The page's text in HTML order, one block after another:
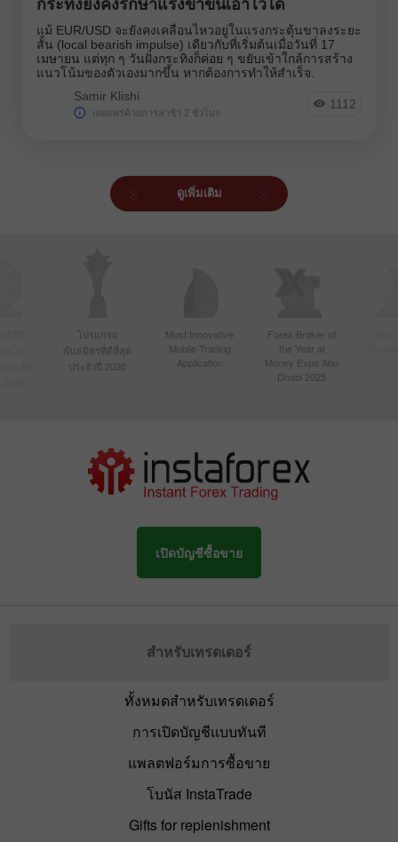
กระทิงยังคงรักษาแรงขาขึ้นเอาไว้ได้
แม้ EUR/USD จะยังคงเคลื่อนไหวอยู่ในแรงกระตุ้นขาลงระยะ
สั้น (local bearish impulse) เดียวกับที่เริ่มต้นเมื่อวันที่ 17
เมษายน แต่ทุก ๆ วันฝั่งกระทิงก็ค่อย ๆ ขยับเข้าใกล้การสร้าง
แนวโน้มของตัวเองมากขึ้น หากต้องการทำให้สำเร็จ.
Samir Klishi
เผยแพร่ด้วยการล่าช้า 2 ชั่วโมง
1112
ดูเพิ่มเติม
โปรแกรม
พันธมิตรที่ดีที่สุด
ประจำปี 2020
Most Innovative
Mobile Trading
Application
Forex Broker of
the Year at
Money Expo Abu
Dhabi 2025
เปิดบัญชีซื้อขาย
สำหรับเทรดเดอร์
ทั้งหมดสำหรับเทรดเดอร์
การเปิดบัญชีแบบทันที
แพลตฟอร์มการซื้อขาย
โบนัส InstaTrade
Gifts for replenishment